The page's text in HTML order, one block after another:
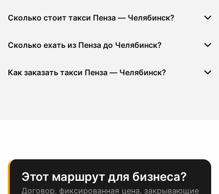
Сколько стоит такси Пенза — Челябинск?
Сколько ехать из Пенза до Челябинск?
Как заказать такси Пенза — Челябинск?
Этот маршрут для бизнеса?
Договор, фиксированная цена, закрывающие